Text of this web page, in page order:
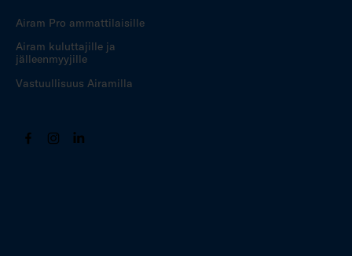
Airam Pro ammattilaisille
Airam kuluttajille ja
jälleenmyyjille
Vastuullisuus Airamilla